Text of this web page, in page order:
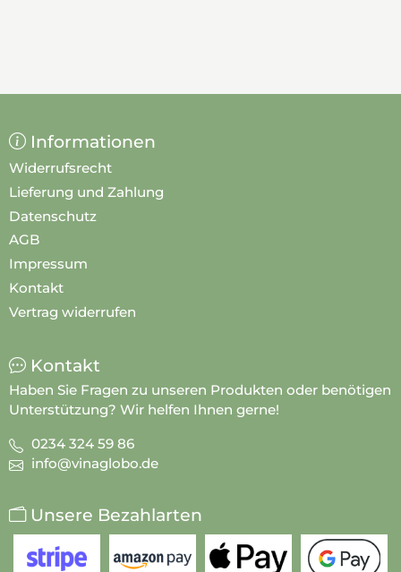
Informationen
Widerrufsrecht
Lieferung und Zahlung
Datenschutz
AGB
Impressum
Kontakt
Vertrag widerrufen
Kontakt
Haben Sie Fragen zu unseren Produkten oder benötigen
Unterstützung? Wir helfen Ihnen gerne!
0234 324 59 86
info@vinaglobo.de
Unsere Bezahlarten